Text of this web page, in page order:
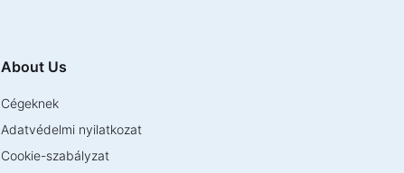
About Us
Cégeknek
Adatvédelmi nyilatkozat
Cookie-szabályzat